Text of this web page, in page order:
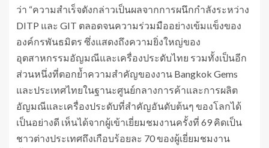
ว่า “ความสำเร็จดังกล่าวเป็นผลจากการผนึกกำลังระหว่าง
DITP และ GIT ตลอดจนความร่วมมืออย่างเข้มแข็งของ
องค์กรพันธมิตร ซึ่งแสดงถึงความยิ่งใหญ่ของ
อุตสาหกรรมอัญมณีและเครื่องประดับไทย รวมทั้งเป็นอีก
ส่วนหนึ่งที่ตอกย้ำความสำคัญของงาน Bangkok Gems
และประเทศไทยในฐานะศูนย์กลางการค้าและการผลิต
อัญมณีและเครื่องประดับที่สำคัญอันดับต้นๆ ของโลกได้
เป็นอย่างดี เห็นได้จากผู้เข้าเยี่ยมชมงานครั้งที่ 69 คิดเป็น
ชาวต่างประเทศถึงเกือบร้อยละ 70 ของผู้เยี่ยมชมงาน